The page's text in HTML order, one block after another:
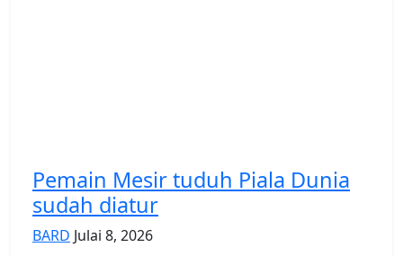
Pemain Mesir tuduh Piala Dunia
sudah diatur
BARD Julai 8, 2026